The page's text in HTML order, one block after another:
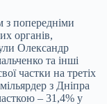
з попередніми
органів,
Олександр
та інші
частки на третіх
з Дніпра
– 31,4% у